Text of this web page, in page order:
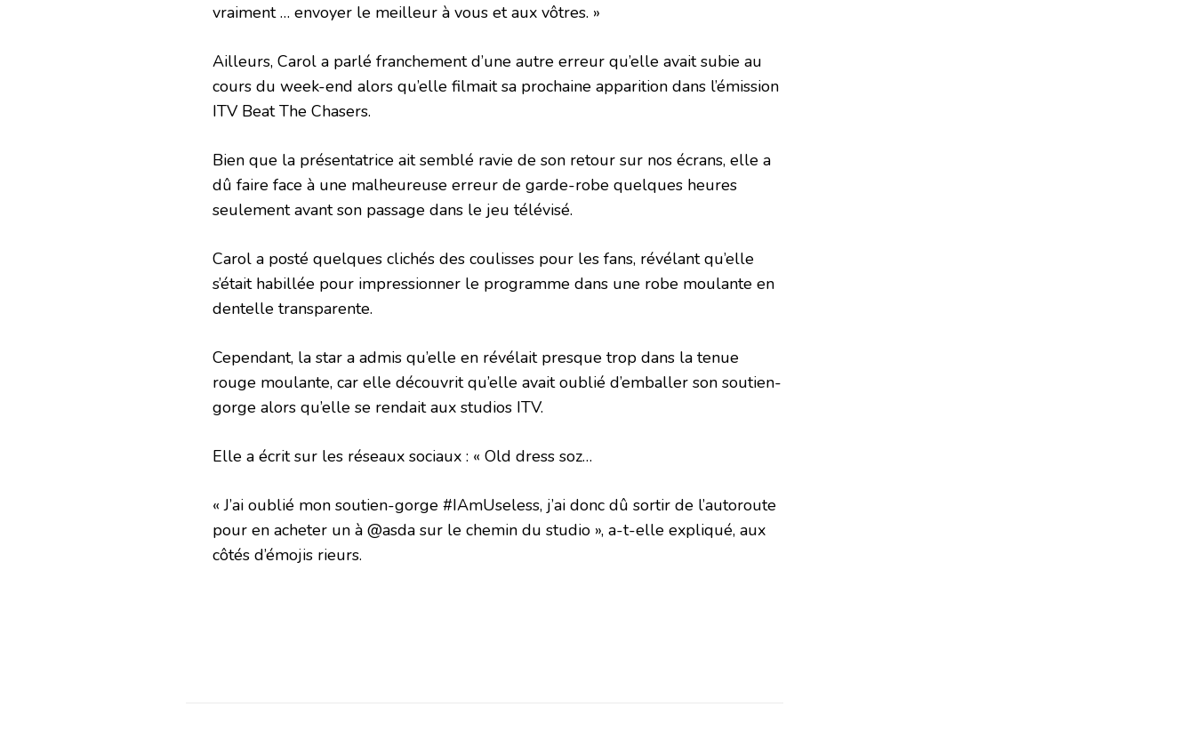
vraiment … envoyer le meilleur à vous et aux vôtres. »
Ailleurs, Carol a parlé franchement d’une autre erreur qu’elle avait subie au
cours du week-end alors qu’elle filmait sa prochaine apparition dans l’émission
ITV Beat The Chasers.
Bien que la présentatrice ait semblé ravie de son retour sur nos écrans, elle a
dû faire face à une malheureuse erreur de garde-robe quelques heures
seulement avant son passage dans le jeu télévisé.
Carol a posté quelques clichés des coulisses pour les fans, révélant qu’elle
s’était habillée pour impressionner le programme dans une robe moulante en
dentelle transparente.
Cependant, la star a admis qu’elle en révélait presque trop dans la tenue
rouge moulante, car elle découvrit qu’elle avait oublié d’emballer son soutien-
gorge alors qu’elle se rendait aux studios ITV.
Elle a écrit sur les réseaux sociaux : « Old dress soz…
« J’ai oublié mon soutien-gorge #IAmUseless, j’ai donc dû sortir de l’autoroute
pour en acheter un à @asda sur le chemin du studio », a-t-elle expliqué, aux
côtés d’émojis rieurs.